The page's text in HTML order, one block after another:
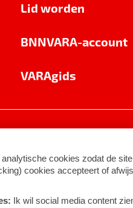
Lid worden
BNNVARA-account
VARAgids
©2026BNNVARA